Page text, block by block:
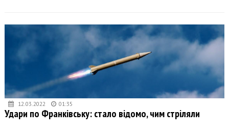
12.03.2022 01:35
Удари по Франківську: стало відомо, чим стріляли